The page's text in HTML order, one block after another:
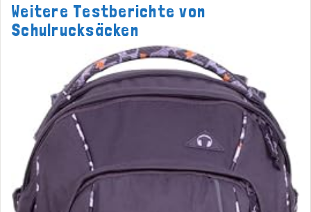
Weitere Testberichte von
Schulrucksäcken